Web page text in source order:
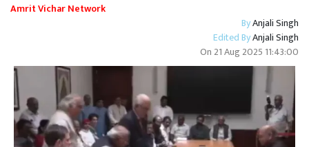
Amrit Vichar Network
ByAnjali Singh
Edited ByAnjali Singh
On 21 Aug 2025 11:43:00